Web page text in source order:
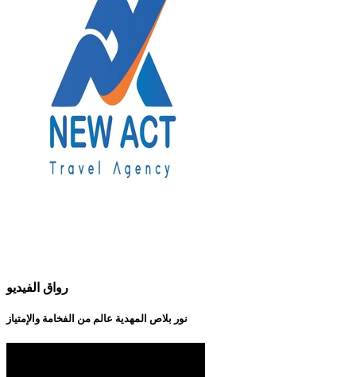
رواق الفيديو
نور بلاص المهدية عالم من الفخامة والإمتياز